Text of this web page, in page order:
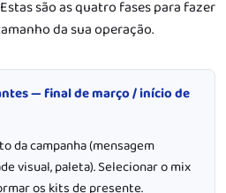
são as quatro fases para fazer
da sua operação.
— final de março / início de
da campanha (mensagem
visual, paleta). Selecionar o mix
os kits de presente.